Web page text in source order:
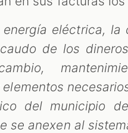
eléctrica, la
de los
del municipio
se anexen al